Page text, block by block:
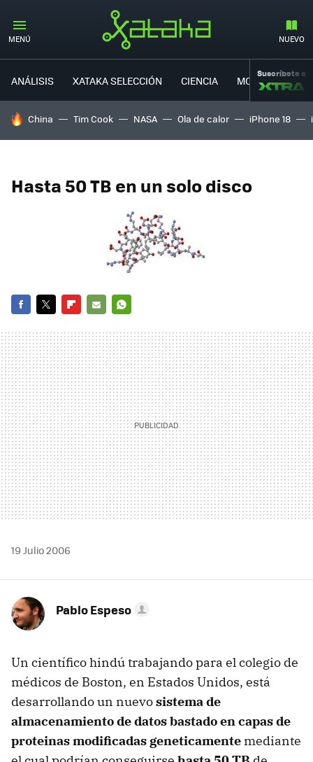
MENÚ NUEVO
ANÁLISIS XATAKA SELECCIÓN CIENCIA MOVILIDAD
Suscríbete a
HOY SE HABLA DE
China Tim Cook NASA Ola de calor iPhone 18
Hasta 50 TB en un solo disco
MAIL
19 Julio 2006
Pablo Espeso
Un científico hindú trabajando para el colegio de
médicos de Boston, en Estados Unidos, está
desarrollando un nuevosistema de
almacenamiento de datos bastado en capas de
proteinas modificadas geneticamente mediante